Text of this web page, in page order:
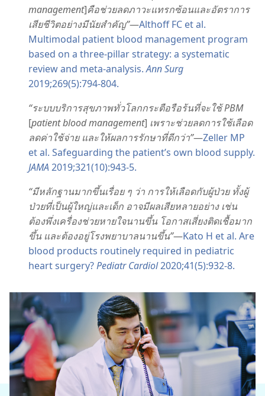
management]คือ​ช่วย​ลด​ภาวะ​แทรก​ซ้อน​และ​อัตรา​การ​
เสีย​ชีวิต​อย่าง​มี​นัย​สำคัญ”—Althoff FC et al.
Multimodal patient blood management program
based on a three-pillar strategy: a systematic
review and meta-analysis.Ann Surg
2019;269(5):794-804.
“ระบบ​บริการ​สุขภาพ​ทั่ว​โลก​กระตือรือร้น​ที่​จะ​ใช้ PBM
[patient blood management] เพราะ​ช่วย​ลด​การ​ใช้​เลือด
ลด​ค่า​ใช้​จ่าย และ​ให้​ผล​การ​รักษา​ที่​ดี​กว่า”—Zeller MP
et al. Safeguarding the patient’s own blood supply.
JAMA2019;321(10):943-5.
“มี​หลักฐาน​มาก​ขึ้น​เรื่อย ๆ ว่า การ​ให้​เลือด​กับ​ผู้​ป่วย ทั้ง​ผู้​
ป่วย​ที่​เป็น​ผู้​ใหญ่​และ​เด็ก อาจ​มี​ผล​เสีย​หลาย​อย่าง เช่น
ต้อง​พึ่ง​เครื่อง​ช่วย​หายใจ​นาน​ขึ้น โอกาส​เสี่ยง​ติด​เชื้อ​มาก​
ขึ้น และ​ต้อง​อยู่​โรง​พยาบาล​นาน​ขึ้น”—Kato H et al. Are
blood products routinely required in pediatric
heart surgery?Pediatr Cardiol2020;41(5):932-8.